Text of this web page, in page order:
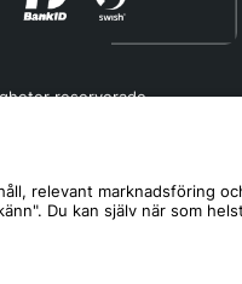
reserverade.
10:00-12:00
relevant marknadsföring
Du kan själv när som